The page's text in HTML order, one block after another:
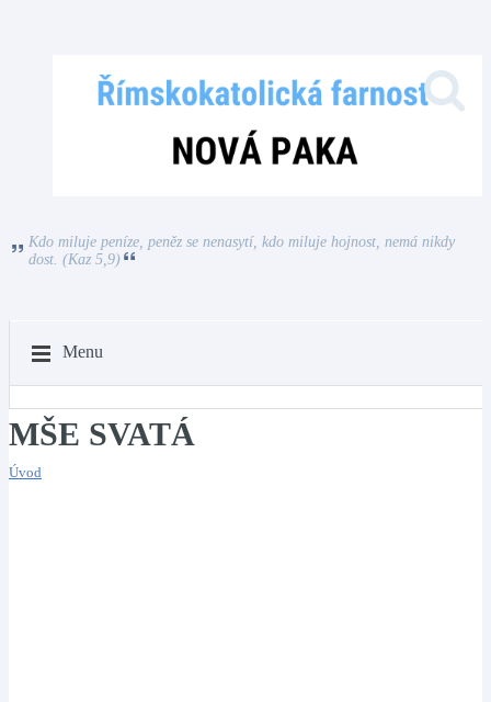
Kdo miluje peníze, peněz se nenasytí, kdo miluje hojnost, nemá nikdy
dost. (Kaz 5,9)
Menu
MŠE SVATÁ
Úvod